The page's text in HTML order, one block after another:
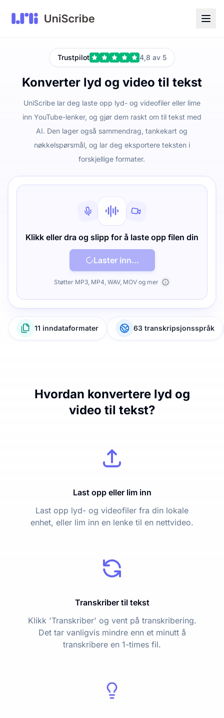
Trustpilot 4,8 av 5
Konverter lyd og video til tekst
UniScribe lar deg laste opp lyd- og videofiler eller lime
inn YouTube-lenker, og gjør dem raskt om til tekst med
AI. Den lager også sammendrag, tankekart og
nøkkelspørsmål, og lar deg eksportere teksten i
forskjellige formater.
Klikk eller dra og slipp for å laste opp filen din
Laster inn...
Støtter MP3, MP4, WAV, MOV og mer
11 inndataformater 63 transkripsjonsspråk
Hvordan konvertere lyd og
video til tekst?
Last opp eller lim inn
Last opp lyd- og videofiler fra din lokale
enhet, eller lim inn en lenke til en nettvideo.
Transkriber til tekst
Klikk 'Transkriber' og vent på transkribering.
Det tar vanligvis mindre enn et minutt å
transkribere en 1-times fil.